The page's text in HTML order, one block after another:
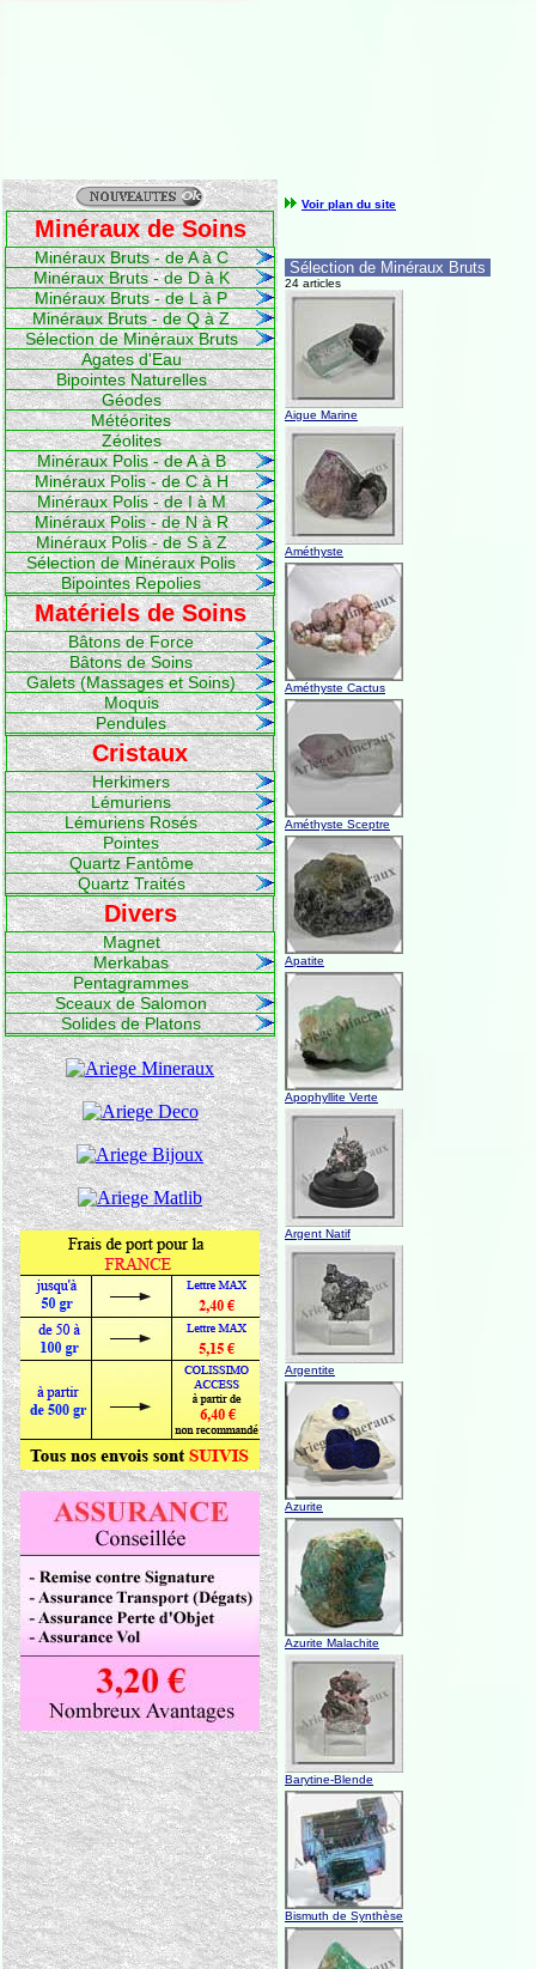
Minéraux de Soins
Minéraux Bruts - de A à C
Minéraux Bruts - de D à K
Minéraux Bruts - de L à P
Minéraux Bruts - de Q à Z
Sélection de Minéraux Bruts
Agates d'Eau
Bipointes Naturelles
Géodes
Météorites
Zéolites
Minéraux Polis - de A à B
Minéraux Polis - de C à H
Minéraux Polis - de I à M
Minéraux Polis - de N à R
Minéraux Polis - de S à Z
Sélection de Minéraux Polis
Bipointes Repolies
Matériels de Soins
Bâtons de Force
Bâtons de Soins
Galets (Massages et Soins)
Moquis
Pendules
Cristaux
Herkimers
Lémuriens
Lémuriens Rosés
Pointes
Quartz Fantôme
Quartz Traités
Divers
Magnet
Merkabas
Pentagrammes
Sceaux de Salomon
Solides de Platons
Voir plan du site
Sélection de Minéraux Bruts
24 articles
Aigue Marine
Améthyste
Améthyste Cactus
Améthyste Sceptre
Apatite
Apophyllite Verte
Argent Natif
Argentite
Azurite
Azurite Malachite
Barytine-Blende
Bismuth de Synthèse